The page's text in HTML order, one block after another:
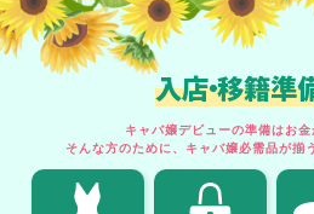
入店・移籍準
キャバ嬢デビューの準備はお
そんな方のために、キャバ嬢必需品が揃